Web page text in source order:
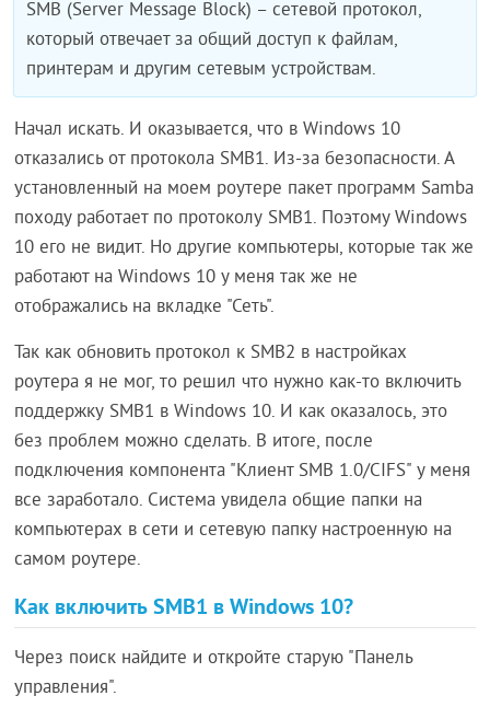
SMB (Server Message Block) – сетевой протокол,
который отвечает за общий доступ к файлам,
принтерам и другим сетевым устройствам.
Начал искать. И оказывается, что в Windows 10
отказались от протокола SMB1. Из-за безопасности. А
установленный на моем роутере пакет программ Samba
походу работает по протоколу SMB1. Поэтому Windows
10 его не видит. Но другие компьютеры, которые так же
работают на Windows 10 у меня так же не
отображались на вкладке "Сеть".
Так как обновить протокол к SMB2 в настройках
роутера я не мог, то решил что нужно как-то включить
поддержку SMB1 в Windows 10. И как оказалось, это
без проблем можно сделать. В итоге, после
подключения компонента "Клиент SMB 1.0/CIFS" у меня
все заработало. Система увидела общие папки на
компьютерах в сети и сетевую папку настроенную на
самом роутере.
Как включить SMB1 в Windows 10?
Через поиск найдите и откройте старую "Панель
управления".